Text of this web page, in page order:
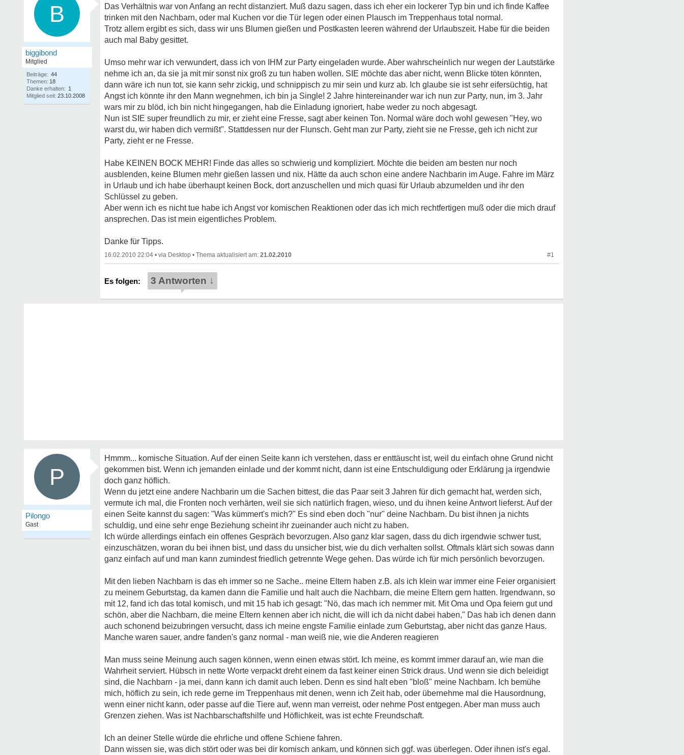
B
biggibond
Mitglied
Beiträge: 44
Themen: 18
Danke erhalten: 1
Mitglied seit: 23.10.2008
Das Verhältnis war von Anfang an recht distanziert. Muß dazu sagen, dass ich eher ein lockerer Typ bin und ich finde Kaffee
trinken mit den Nachbarn, oder mal Kuchen vor die Tür legen oder einen Plausch im Treppenhaus total normal.
Trotz allem ergibt es sich, dass wir uns Blumen gießen und Postkasten leeren während der Urlaubszeit. Habe für die beiden
auch mal Baby gesittet.
Umso mehr war ich verwundert, dass ich von IHM zur Party eingeladen wurde. Aber wahrscheinlich nur wegen der Lautstärke
nehme ich an, da sie ja mit mir sonst nix groß zu tun haben wollen. SIE möchte das aber nicht, wenn Blicke töten könnten,
dann wäre ich nun tot, sie kann sehr zickig, und schnippisch zu mir sein und kurz ab. Ich glaube sie ist sehr eifersüchtig, hat
Angst ich könnte ihr den Mann wegnehmen, ich bin ja Single! 2 Jahre hintereinander war ich nun zur Party, nun, im 3. Jahr
wars mir zu blöd, ich bin nicht hingegangen, hab die Einladung ignoriert, habe weder zu noch abgesagt.
Nun ist SIE super freundlich zu mir, er zieht eine Fresse, sagt aber keinen Ton. Normal wäre doch wohl gewesen "Hey, wo
warst du, wir haben dich vermißt". Stattdessen nur der Flunsch. Geht man zur Party, zieht sie ne Fresse, geh ich nicht zur
Party, zieht er ne Fresse.
Habe KEINEN BOCK MEHR! Finde das alles so schwierig und kompliziert. Möchte die beiden am besten nur noch
ausblenden, keine Blumen mehr gießen lassen und nix. Hätte da auch schon eine andere Nachbarin im Auge. Fahre im März
in Urlaub und ich habe überhaupt keinen Bock, dort anzuschellen und mich quasi für Urlaub abzumelden und ihr den
Schlüssel zu geben.
Aber wenn ich es nicht tue habe ich Angst vor komischen Reaktionen oder das ich mich rechtfertigen muß oder die mich drauf
ansprechen. Das ist mein eigentliches Problem.
Danke für Tipps.
16.02.2010 22:04 • • 21.02.2010 #1
3 Antworten ↓
P
Pilongo
Gast
Hmmm... komische Situation. Auf der einen Seite kann ich verstehen, dass er enttäuscht ist, weil du einfach ohne Grund nicht
gekommen bist. Wenn ich jemanden einlade und der kommt nicht, dann ist eine Entschuldigung oder Erklärung ja irgendwie
doch ganz höflich.
Wenn du jetzt eine andere Nachbarin um die Sachen bittest, die das Paar seit 3 Jahren für dich gemacht hat, werden sich,
vermute ich mal, die Fronten noch verhärten, weil sie sich natürlich fragen, wieso, und du ihnen keine Antwort lieferst. Auf der
einen Seite kannst du sagen: "Was kümmert's mich?" Es sind eben doch "nur" deine Nachbarn. Du bist ihnen ja nichts
schuldig, und eine sehr enge Beziehung scheint ihr zueinander auch nicht zu haben.
Ich würde allerdings einfach ein offenes Gespräch bevorzugen. Also ganz klar sagen, dass du dich irgendwie schwer tust,
einzuschätzen, woran du bei ihnen bist, und dass du unsicher bist, wie du dich verhalten sollst. Oftmals klärt sich sowas dann
ganz einfach auf und man kann zumindest friedlich getrennte Wege gehen. Das würde ich für mich persönlich bevorzugen.
Mit den lieben Nachbarn is das eh immer so ne Sache.. meine Eltern haben z.B. als ich klein war immer eine Feier organisiert
zu meinem Geburtstag, da kamen dann die Familie und halt auch die Nachbarn, die meine Eltern gern hatten. Irgendwann, so
mit 12, fand ich das total komisch, und mit 15 hab ich gesagt: "Nö, das mach ich nemmer mit. Mit Oma und Opa feiern gut und
schön, aber die Nachbarn, die meine Eltern kennen aber ich nicht, die will ich da nicht dabei haben," Das hab ich denen dann
auch schonend beizubringen versucht, dass ich meine engste Familie einlade zum Geburtstag, aber nicht das ganze Haus.
Manche waren sauer, andre fanden's ganz normal - man weiß nie, wie die Anderen reagieren
Man muss seine Meinung auch sagen können, wenn einen etwas stört. Ich meine, es kommt immer darauf an, wie man die
Wahrheit serviert. Hübsch in nette Worte verpackt dreht einem da fast keiner einen Strick draus. Und wenn sie dich beleidigt
sind, die Nachbarn - ja mei, dann kann ich damit auch leben. Denn es sind halt eben "bloß" meine Nachbarn. Ich bemühe
mich, höflich zu sein, ich rede gerne im Treppenhaus mit denen, wenn ich Zeit hab, oder übernehme mal die Hausordnung,
wenn einer nicht kann, oder passe auf die Tiere auf, wenn man verreist, oder nehme Post entgegen. Aber man muss auch
Grenzen ziehen. Was ist Nachbarschaftshilfe und Höflichkeit, was ist echte Freundschaft.
Ich an deiner Stelle würde die ehrliche und offene Schiene fahren.
Dann wissen sie, was dich stört oder was bei dir komisch ankam, und können sich ggf. was überlegen. Oder ihnen ist's egal.